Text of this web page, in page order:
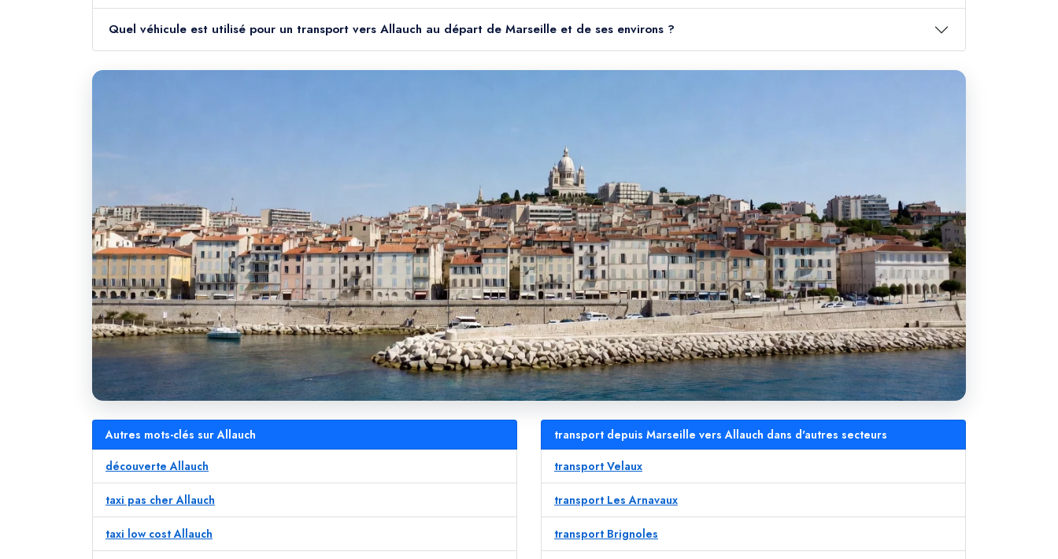
Quel véhicule est utilisé pour un transport vers Allauch au départ de Marseille et de ses environs ?
Autres mots-clés sur Allauch
découverte Allauch
taxi pas cher Allauch
taxi low cost Allauch
transport depuis Marseille vers Allauch dans d'autres secteurs
transport Velaux
transport Les Arnavaux
transport Brignoles